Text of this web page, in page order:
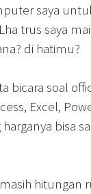
saya
trus saya
di hatimu?
bicara soal
Excel,
bisa
hitungan